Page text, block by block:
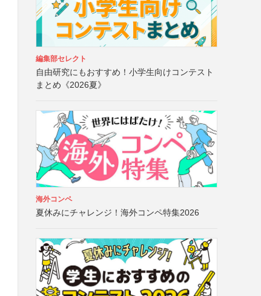
編集部セレクト
自由研究にもおすすめ！小学生向けコンテスト
まとめ《2026夏》
海外コンペ
夏休みにチャレンジ！海外コンペ特集2026